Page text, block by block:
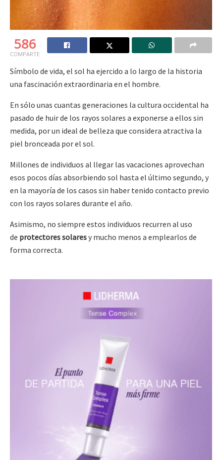
586
COMPARTE
Símbolo de vida, el sol ha ejercido a lo largo de la historia
una fascinación extraordinaria en el hombre.
En sólo unas cuantas generaciones la cultura occidental ha
pasado de huir de los rayos solares a exponerse a ellos sin
medida, por un ideal de belleza que considera atractiva la
piel bronceada por el sol.
Millones de individuos al llegar las vacaciones aprovechan
esos pocos días absorbiendo sol hasta el último segundo, y
en la mayoría de los casos sin haber tenido contacto previo
con los rayos solares durante el año.
Asimismo, no siempre estos individuos recurren al uso
de protectores solaresy mucho menos a emplearlos de
forma correcta.